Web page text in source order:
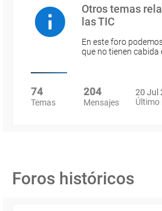
Otros temas
las TIC
En este foro
que no tienen cabida
74
Temas
204
Mensajes
20 Jul
Último
Foros históricos